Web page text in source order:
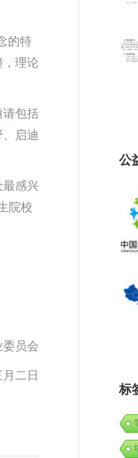
的特
理论
请包括
启迪
最感兴
院校
员会
二日
公
标